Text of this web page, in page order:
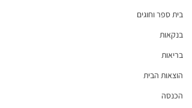
בית ספר וחוגים
בנקאות
בריאות
הוצאות הבית
הכנסה